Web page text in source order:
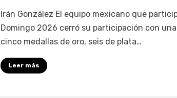
porFernando Miranda Servín
Irán González El equipo mexicano que
Domingo 2026 cerró su participación con
cinco medallas de oro, seis de plata…
Leer más